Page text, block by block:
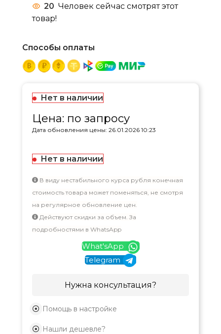
20 Человек сейчас смотрят этот
товар!
Способы оплаты
Нет в наличии
Цена: по запросу
Дата обновления цены: 26.01.2026 10:23
Нет в наличии
В виду нестабильного курса рубля конечная
стоимость товара может поменяться, не смотря
на регулярное обновление цен.
Действуют скидки за объем. За
подробностями в WhatsApp
What'sApp
Telegram
Нужна консультация?
Помощь в настройке
Нашли дешевле?